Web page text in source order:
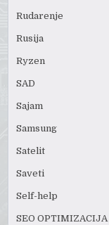
Rudarenje
Rusija
Ryzen
SAD
Sajam
Samsung
Satelit
Saveti
Self-help
SEO OPTIMIZACIJA